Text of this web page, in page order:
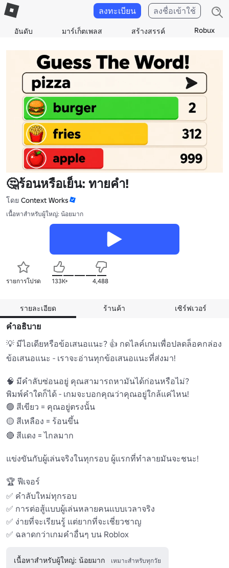
อันดับ มาร์เก็ตเพลส สร้างสรรค์ Robux
ลงทะเบียน ลงชื่อเข้าใช้
🤔ร้อนหรือเย็น: ทายคํา!
โดย Context Works
เนื้อหาสำหรับผู้ใหญ่: น้อยมาก
รายการโปรด 133K+ 4,488
รายละเอียด ร้านค้า เซิร์ฟเวอร์
คำอธิบาย
💡 มีไอเดียหรือข้อเสนอแนะ? 👍 กดไลค์เกมเพื่อปลดล็อคกล่อง
ข้อเสนอแนะ - เราจะอ่านทุกข้อเสนอแนะที่ส่งมา!
🧠 มีคําลับซ่อนอยู่ คุณสามารถหามันได้ก่อนหรือไม่?
พิมพ์คําใดก็ได้ - เกมจะบอกคุณว่าคุณอยู่ใกล้แค่ไหน!
🟢 สีเขียว = คุณอยู่ตรงนั้น
🟡 สีเหลือง = ร้อนขึ้น
🔴 สีแดง = ไกลมาก
แข่งขันกับผู้เล่นจริงในทุกรอบ ผู้แรกที่ทำลายมันจะชนะ!
🏆 ฟีเจอร์
✅ คําลับใหม่ทุกรอบ
✅ การต่อสู้แบบผู้เล่นหลายคนแบบเวลาจริง
✅ ง่ายที่จะเรียนรู้ แต่ยากที่จะเชี่ยวชาญ
✅ ฉลาดกว่าเกมคําอื่นๆ บน Roblox
เนื้อหาสำหรับผู้ใหญ่: น้อยมาก เหมาะสำหรับทุกวัย